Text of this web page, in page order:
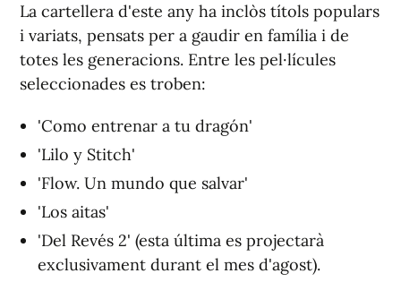
La cartellera d'este any ha inclòs títols populars
i variats, pensats per a gaudir en família i de
totes les generacions. Entre les pel·lícules
seleccionades es troben:
'Como entrenar a tu dragón'
'Lilo y Stitch'
'Flow. Un mundo que salvar'
'Los aitas'
'Del Revés 2' (esta última es projectarà
exclusivament durant el mes d'agost).